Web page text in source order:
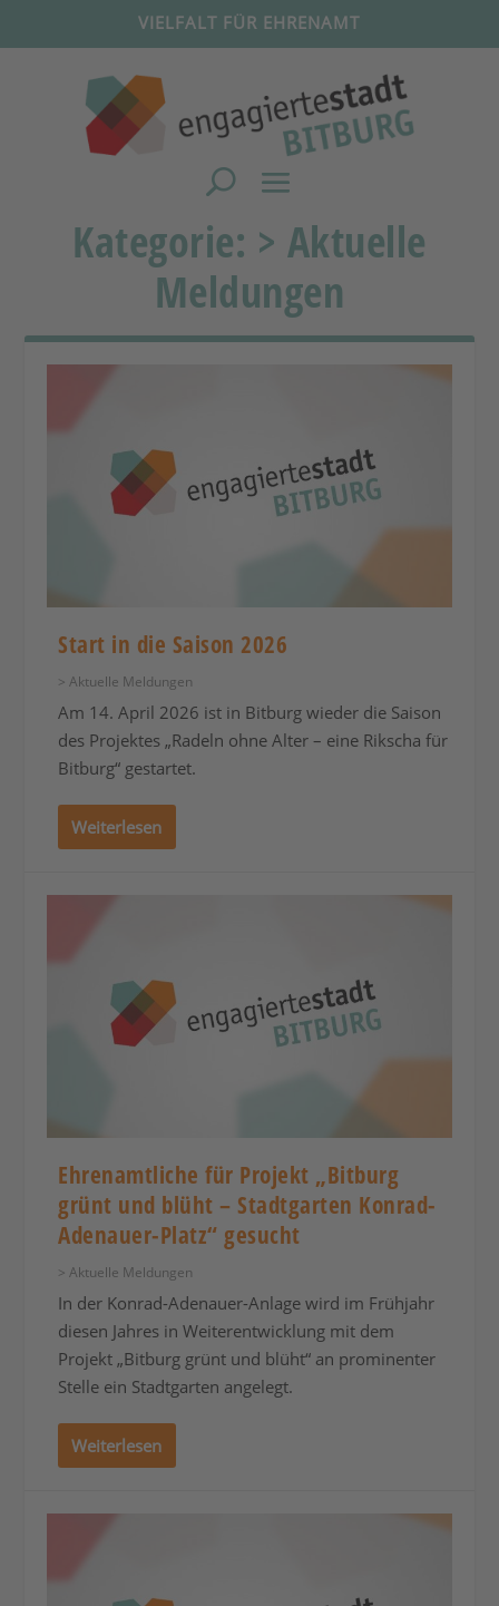
VIELFALT FÜR EHRENAMT
Kategorie: > Aktuelle
Meldungen
Start in die Saison 2026
> Aktuelle Meldungen
Am 14. April 2026 ist in Bitburg wieder die Saison
des Projektes „Radeln ohne Alter – eine Rikscha für
Bitburg“ gestartet.
Weiterlesen
Ehrenamtliche für Projekt „Bitburg
grünt und blüht – Stadtgarten Konrad-
Adenauer-Platz“ gesucht
> Aktuelle Meldungen
In der Konrad-Adenauer-Anlage wird im Frühjahr
diesen Jahres in Weiterentwicklung mit dem
Projekt „Bitburg grünt und blüht“ an prominenter
Stelle ein Stadtgarten angelegt.
Weiterlesen